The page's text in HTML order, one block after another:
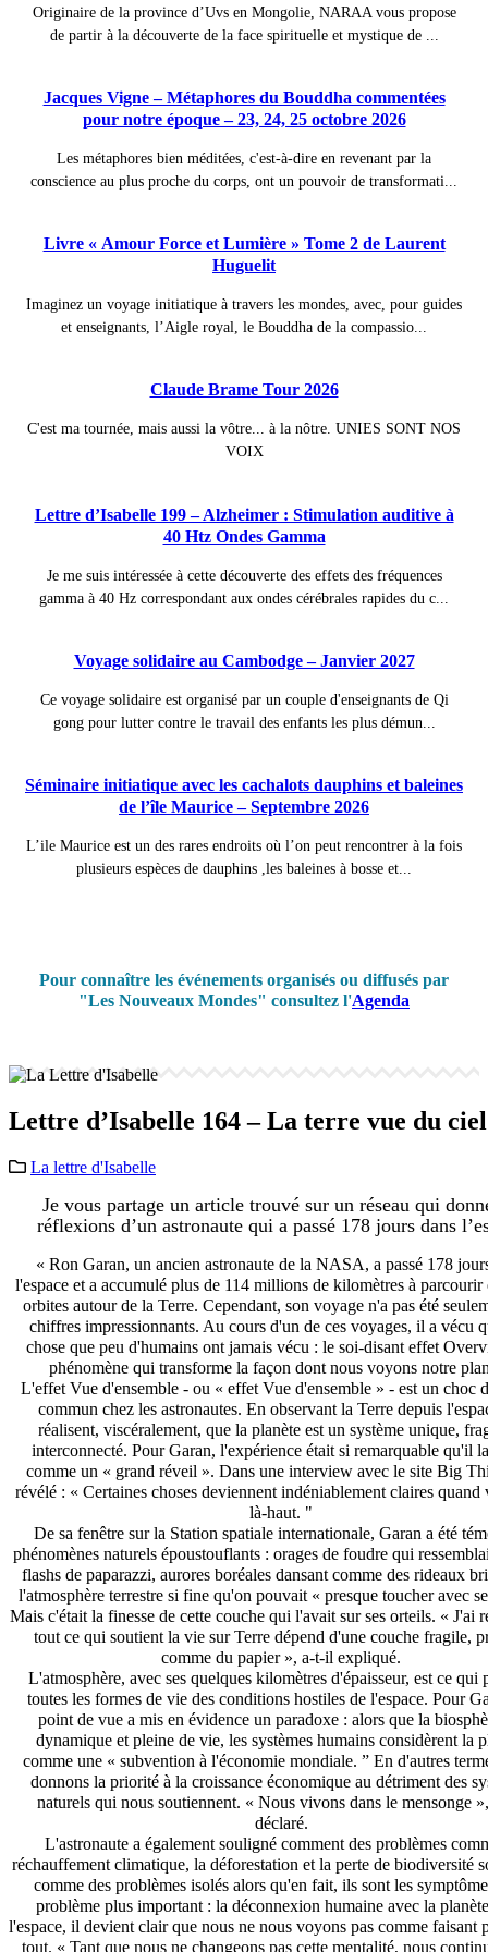
Originaire de la province d’Uvs en Mongolie, NARAA vous propose
de partir à la découverte de la face spirituelle et mystique de ...
Jacques Vigne – Métaphores du Bouddha commentées
pour notre époque – 23, 24, 25 octobre 2026
Les métaphores bien méditées, c'est-à-dire en revenant par la
conscience au plus proche du corps, ont un pouvoir de transformati...
Livre « Amour Force et Lumière » Tome 2 de Laurent
Huguelit
Imaginez un voyage initiatique à travers les mondes, avec, pour guides
et enseignants, l’Aigle royal, le Bouddha de la compassio...
Claude Brame Tour 2026
C'est ma tournée, mais aussi la vôtre... à la nôtre. UNIES SONT NOS
VOIX
Lettre d’Isabelle 199 – Alzheimer : Stimulation auditive à
40 Htz Ondes Gamma
Je me suis intéressée à cette découverte des effets des fréquences
gamma à 40 Hz correspondant aux ondes cérébrales rapides du c...
Voyage solidaire au Cambodge – Janvier 2027
Ce voyage solidaire est organisé par un couple d'enseignants de Qi
gong pour lutter contre le travail des enfants les plus démun...
Séminaire initiatique avec les cachalots dauphins et baleines
de l’île Maurice – Septembre 2026
L’ile Maurice est un des rares endroits où l’on peut rencontrer à la fois
plusieurs espèces de dauphins ,les baleines à bosse et...
Pour connaître les événements organisés ou diffusés par
"Les Nouveaux Mondes" consultez l'Agenda
Lettre d’Isabelle 164 – La terre vue du ciel
La lettre d'Isabelle
Je vous partage un article trouvé sur un réseau qui
réflexions d’un astronaute qui a passé 178 jours dans
« Ron Garan, un ancien astronaute de la NASA, a passé 178
l'espace et a accumulé plus de 114 millions de kilomètres à parcourir
orbites autour de la Terre. Cependant, son voyage n'a pas été
chiffres impressionnants. Au cours d'un de ces voyages, il a vécu
chose que peu d'humains ont jamais vécu : le soi-disant effet
phénomène qui transforme la façon dont nous voyons notre
L'effet Vue d'ensemble - ou « effet Vue d'ensemble » - est un choc
commun chez les astronautes. En observant la Terre depuis
réalisent, viscéralement, que la planète est un système unique,
interconnecté. Pour Garan, l'expérience était si remarquable qu'il
comme un « grand réveil ». Dans une interview avec le site Big
révélé : « Certaines choses deviennent indéniablement claires quand
là-haut. "
De sa fenêtre sur la Station spatiale internationale, Garan a été
phénomènes naturels époustouflants : orages de foudre qui
flashs de paparazzi, aurores boréales dansant comme des rideaux
l'atmosphère terrestre si fine qu'on pouvait « presque toucher avec
Mais c'était la finesse de cette couche qui l'avait sur ses orteils. « J'ai
tout ce qui soutient la vie sur Terre dépend d'une couche fragile,
comme du papier », a-t-il expliqué.
L'atmosphère, avec ses quelques kilomètres d'épaisseur, est ce qui
toutes les formes de vie des conditions hostiles de l'espace. Pour
point de vue a mis en évidence un paradoxe : alors que la
dynamique et pleine de vie, les systèmes humains considèrent la
comme une « subvention à l'économie mondiale. ” En d'autres
donnons la priorité à la croissance économique au détriment des
naturels qui nous soutiennent. « Nous vivons dans le mensonge
déclaré.
L'astronaute a également souligné comment des problèmes
réchauffement climatique, la déforestation et la perte de biodiversité
comme des problèmes isolés alors qu'en fait, ils sont les
problème plus important : la déconnexion humaine avec la
l'espace, il devient clair que nous ne nous voyons pas comme faisant
tout. « Tant que nous ne changeons pas cette mentalité, nous